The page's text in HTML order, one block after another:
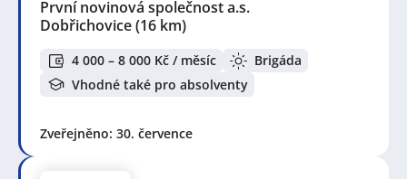
První novinová společnost a.s.
Dobřichovice(16 km)
4 000 – 8 000 Kč / měsíc
Brigáda
Vhodné také pro absolventy
Zveřejněno: 30. července